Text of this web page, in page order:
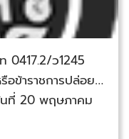
ว1245
อข้าราชการปล่อย
นที่ 20 พฤษภาคม